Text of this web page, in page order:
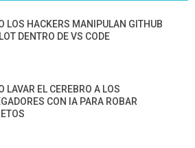
LOS HACKERS MANIPULAN GITHUB
DENTRO DE VS CODE
LAVAR EL CEREBRO A LOS
CON IA PARA ROBAR